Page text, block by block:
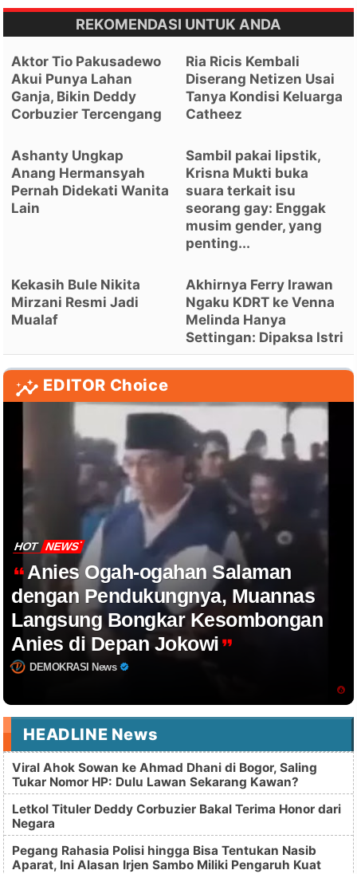
REKOMENDASI UNTUK ANDA
Aktor Tio Pakusadewo
Akui Punya Lahan
Ganja, Bikin Deddy
Corbuzier Tercengang
Ria Ricis Kembali
Diserang Netizen Usai
Tanya Kondisi Keluarga
Catheez
Ashanty Ungkap
Anang Hermansyah
Pernah Didekati Wanita
Lain
Sambil pakai lipstik,
Krisna Mukti buka
suara terkait isu
seorang gay: Enggak
musim gender, yang
penting...
Kekasih Bule Nikita
Mirzani Resmi Jadi
Mualaf
Akhirnya Ferry Irawan
Ngaku KDRT ke Venna
Melinda Hanya
Settingan: Dipaksa Istri
EDITOR Choice
HOT NEWS
Anies Ogah-ogahan Salaman
dengan Pendukungnya, Muannas
Langsung Bongkar Kesombongan
Anies di Depan Jokowi
DEMOKRASI News
HEADLINE News
Viral Ahok Sowan ke Ahmad Dhani di Bogor, Saling
Tukar Nomor HP: Dulu Lawan Sekarang Kawan?
Letkol Tituler Deddy Corbuzier Bakal Terima Honor dari
Negara
Pegang Rahasia Polisi hingga Bisa Tentukan Nasib
Aparat, Ini Alasan Irjen Sambo Miliki Pengaruh Kuat